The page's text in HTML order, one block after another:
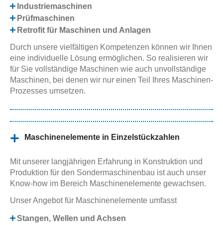
Industriemaschinen
Prüfmaschinen
Retrofit für Maschinen und Anlagen
Durch unsere vielfältigen Kompetenzen können wir Ihnen
eine individuelle Lösung ermöglichen. So realisieren wir
für Sie vollständige Maschinen wie auch unvollständige
Maschinen, bei denen wir nur einen Teil Ihres Maschinen-
Prozesses umsetzen.
Maschinenelemente in Einzelstückzahlen
Mit unserer langjährigen Erfahrung in Konstruktion und
Produktion für den Sondermaschinenbau ist auch unser
Know-how im Bereich Maschinenelemente gewachsen.
Unser Angebot für Maschinenelemente umfasst
Stangen, Wellen und Achsen